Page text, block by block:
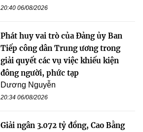
20:40 06/08/2026
Phát huy vai trò của Đảng ủy Ban
Tiếp công dân Trung ương trong
giải quyết các vụ việc khiếu kiện
đông người, phức tạp
Dương Nguyễn
20:34 06/08/2026
Giải ngân 3.072 tỷ đồng, Cao Bằng